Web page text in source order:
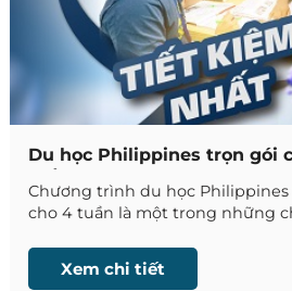
Du học Philippines trọn gói
Chương trình du học
cho 4 tuần là một trong những
English, tối ưu lợi ích học tập và
học sinh Việt.
Xem chi tiết